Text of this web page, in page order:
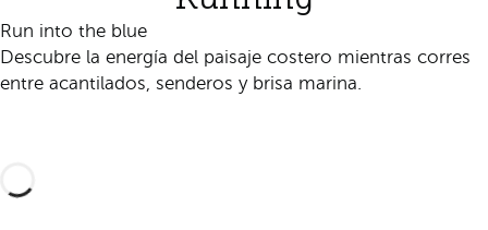
Run into the blue
Descubre la energía del paisaje costero mientras corres
entre acantilados, senderos y brisa marina.